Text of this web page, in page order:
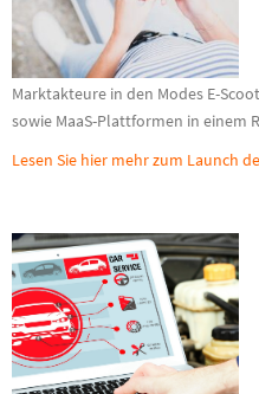
Marktakteure in den Modes E-
sowie MaaS-Plattformen in einem
Lesen Sie hier mehr zum Launch